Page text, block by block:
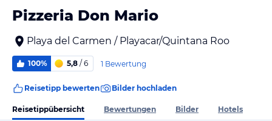
Pizzeria Don Mario
Playa del Carmen / Playacar/Quintana Roo
100% 5,8 / 6 1 Bewertung
Reisetipp bewerten Bilder hochladen
Reisetippübersicht Bewertungen Bilder Hotels